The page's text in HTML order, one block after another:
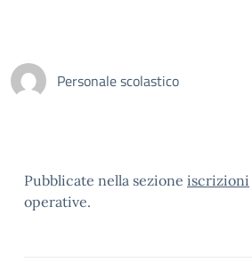
Personale scolastico
Pubblicate nella sezione iscrizioni
operative.